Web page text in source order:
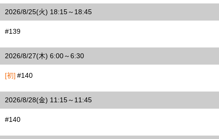
2026/8/25(火) 18:15～18:45
#139
2026/8/27(木) 6:00～6:30
[初] #140
2026/8/28(金) 11:15～11:45
#140